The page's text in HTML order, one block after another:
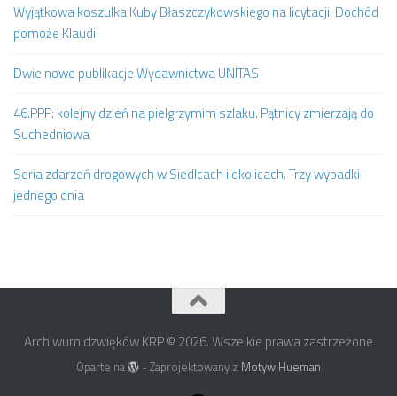
Wyjątkowa koszulka Kuby Błaszczykowskiego na licytacji. Dochód
pomoże Klaudii
Dwie nowe publikacje Wydawnictwa UNITAS
46.PPP: kolejny dzień na pielgrzymim szlaku. Pątnicy zmierzają do
Suchedniowa
Seria zdarzeń drogowych w Siedlcach i okolicach. Trzy wypadki
jednego dnia
Archiwum dzwięków KRP © 2026. Wszelkie prawa zastrzeżone
Oparte na - Zaprojektowany z Motyw Hueman